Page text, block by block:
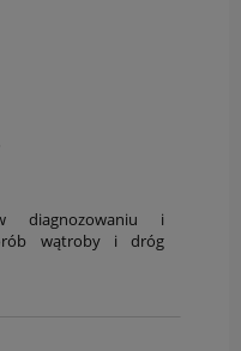
diagnozowaniu i
wątroby i dróg